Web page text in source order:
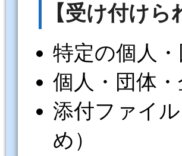
【受け付け
特定の個人
個人・団体
添付ファイ
め）